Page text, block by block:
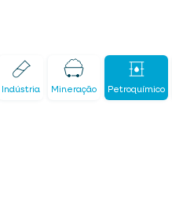
Indústria Mineração Petroquímico